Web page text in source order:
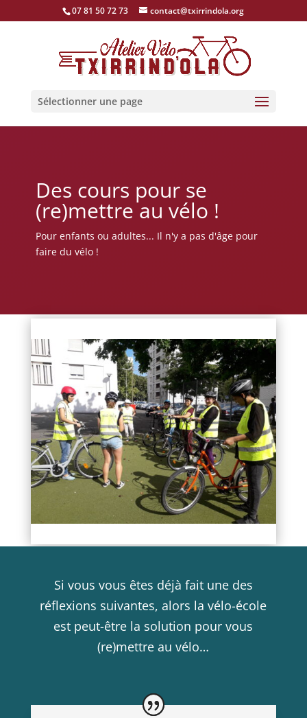
07 81 50 72 73 contact@txirrindola.org
Sélectionner une page
Des cours pour se
(re)mettre au vélo !
Pour enfants ou adultes... Il n'y a pas d'âge pour
faire du vélo !
Si vous vous êtes déjà fait une des
réflexions suivantes, alors la vélo-école
est peut-être la solution pour vous
(re)mettre au vélo…